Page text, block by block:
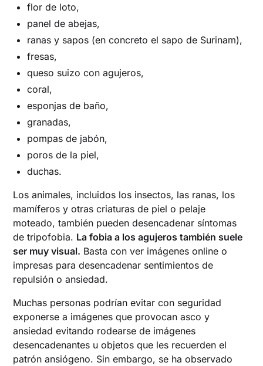
flor de loto,
panel de abejas,
ranas y sapos (en concreto el sapo de Surinam),
fresas,
queso suizo con agujeros,
coral,
esponjas de baño,
granadas,
pompas de jabón,
poros de la piel,
duchas.
Los animales, incluidos los insectos, las ranas, los
mamíferos y otras criaturas de piel o pelaje
moteado, también pueden desencadenar síntomas
de tripofobia. La fobia a los agujeros también suele
ser muy visual. Basta con ver imágenes online o
impresas para desencadenar sentimientos de
repulsión o ansiedad.
Muchas personas podrían evitar con seguridad
exponerse a imágenes que provocan asco y
ansiedad evitando rodearse de imágenes
desencadenantes u objetos que les recuerden el
patrón ansiógeno. Sin embargo, se ha observado